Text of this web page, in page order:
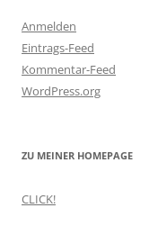
Anmelden
Eintrags-Feed
Kommentar-Feed
WordPress.org
ZU MEINER HOMEPAGE
CLICK!